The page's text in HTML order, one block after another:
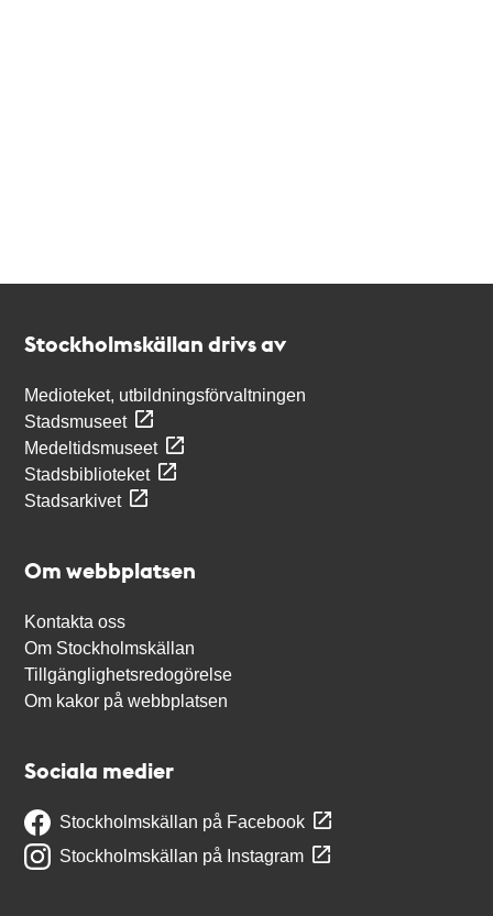
Stockholmskällan drivs av
Medioteket, utbildningsförvaltningen
Stadsmuseet
Medeltidsmuseet
Stadsbiblioteket
Stadsarkivet
Om webbplatsen
Kontakta oss
Om Stockholmskällan
Tillgänglighetsredogörelse
Om kakor på webbplatsen
Sociala medier
Stockholmskällan på Facebook
Stockholmskällan på Instagram